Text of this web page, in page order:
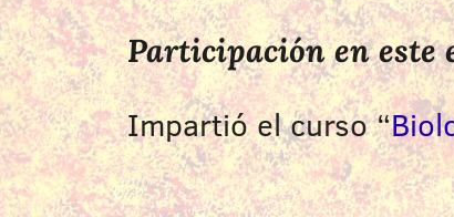
Participación en este
Impartió el curso “